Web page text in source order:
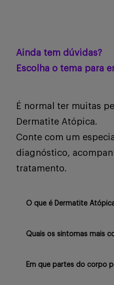
Ainda tem dúvidas?
Escolha o tema para
É normal ter muitas
Dermatite Atópica.
Conte com um
diagnóstico,
tratamento.
O que é Dermatite
Quais os sintomas mais
Em que partes do corpo